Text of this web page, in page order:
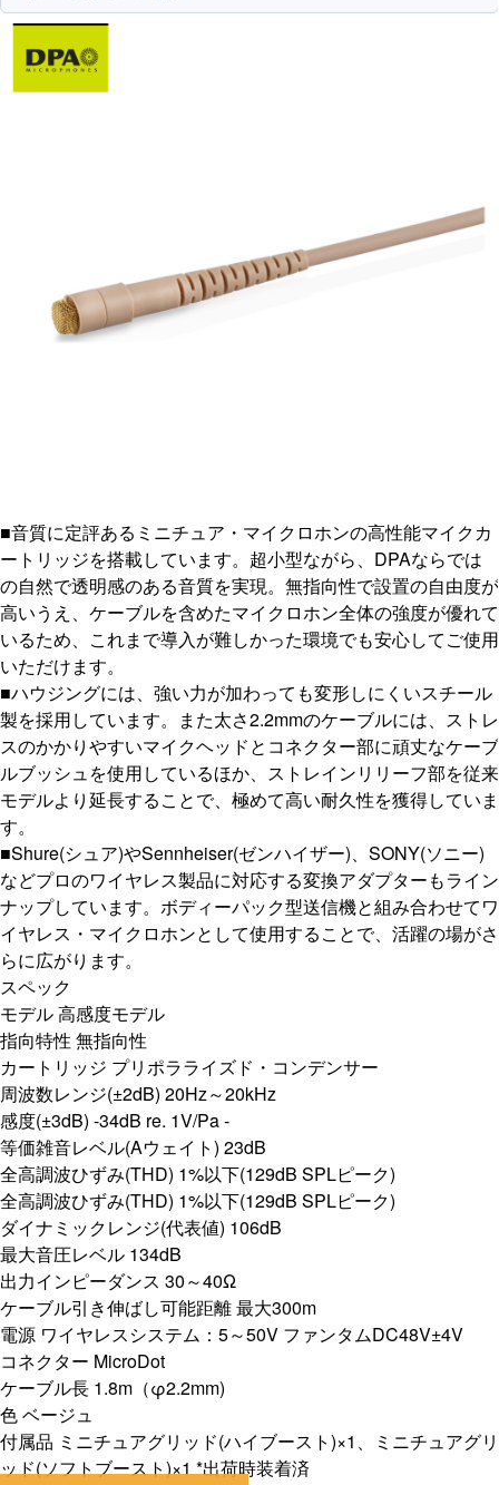
■音質に定評あるミニチュア・マイクロホンの高性能マイクカ
ートリッジを搭載しています。超小型ながら、DPAならでは
の自然で透明感のある音質を実現。無指向性で設置の自由度が
高いうえ、ケーブルを含めたマイクロホン全体の強度が優れて
いるため、これまで導入が難しかった環境でも安心してご使用
いただけます。
■ハウジングには、強い力が加わっても変形しにくいスチール
製を採用しています。また太さ2.2mmのケーブルには、ストレ
スのかかりやすいマイクヘッドとコネクター部に頑丈なケーブ
ルブッシュを使用しているほか、ストレインリリーフ部を従来
モデルより延長することで、極めて高い耐久性を獲得していま
す。
■Shure(シュア)やSennheiser(ゼンハイザー)、SONY(ソニー)
などプロのワイヤレス製品に対応する変換アダプターもライン
ナップしています。ボディーパック型送信機と組み合わせてワ
イヤレス・マイクロホンとして使用することで、活躍の場がさ
らに広がります。
スペック
モデル 高感度モデル
指向特性 無指向性
カートリッジ プリポラライズド・コンデンサー
周波数レンジ(±2dB) 20Hz～20kHz
感度(±3dB) -34dB re. 1V/Pa -
等価雑音レベル(Aウェイト) 23dB
全高調波ひずみ(THD) 1%以下(129dB SPLピーク)
全高調波ひずみ(THD) 1%以下(129dB SPLピーク)
ダイナミックレンジ(代表値) 106dB
最大音圧レベル 134dB
出力インピーダンス 30～40Ω
ケーブル引き伸ばし可能距離 最大300m
電源 ワイヤレスシステム：5～50V ファンタムDC48V±4V
コネクター MicroDot
ケーブル長 1.8m（φ2.2mm)
色 ベージュ
付属品 ミニチュアグリッド(ハイブースト)×1、ミニチュアグリ
ッド(ソフトブースト)×1 *出荷時装着済